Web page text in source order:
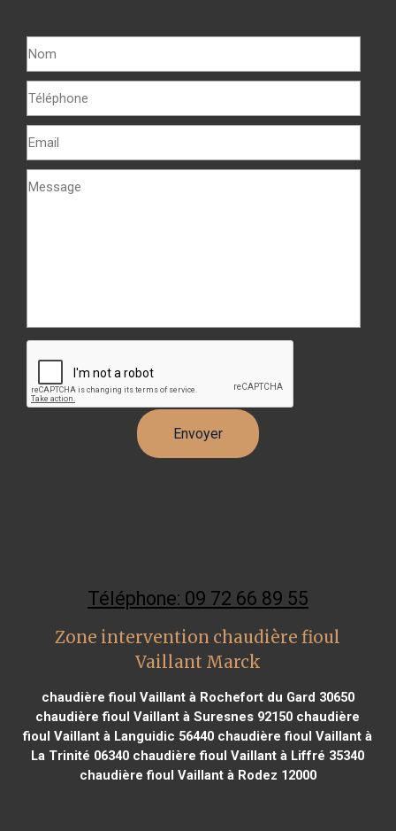
Téléphone: 09 72 66 89 55
Zone intervention chaudière fioul
Vaillant Marck
chaudière fioul Vaillant à Rochefort du Gard 30650
chaudière fioul Vaillant à Suresnes 92150 chaudière
fioul Vaillant à Languidic 56440 chaudière fioul Vaillant à
La Trinité 06340 chaudière fioul Vaillant à Liffré 35340
chaudière fioul Vaillant à Rodez 12000